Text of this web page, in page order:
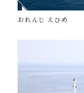
おれんじ えひめ